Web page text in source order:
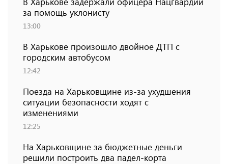
за помощь уклонисту
13:00
В Харькове произошло двойное ДТП с
городским автобусом
12:42
Поезда на Харьковщине из-за ухудшения
ситуации безопасности ходят с
изменениями
12:25
На Харьковщине за бюджетные деньги
решили построить два падел-корта